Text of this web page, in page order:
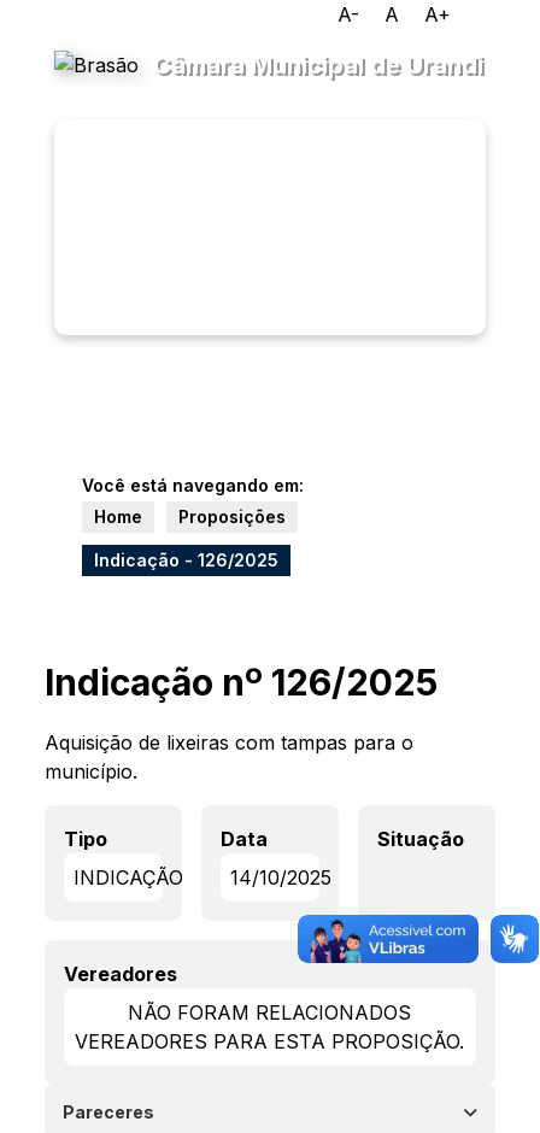
A- A A+
Câmara Municipal de Urandi
Você está navegando em:
Home
Proposições
Indicação - 126/2025
Indicação nº 126/2025
Aquisição de lixeiras com tampas para o
município.
Tipo
INDICAÇÃO
Data
14/10/2025
Situação
Vereadores
NÃO FORAM RELACIONADOS
VEREADORES PARA ESTA PROPOSIÇÃO.
Pareceres